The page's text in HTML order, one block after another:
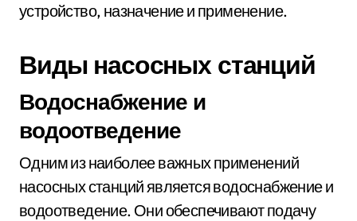
устройство, назначение и применение.
Виды насосных станций
Водоснабжение и
водоотведение
Одним из наиболее важных применений
насосных станций является водоснабжение и
водоотведение. Они обеспечивают подачу